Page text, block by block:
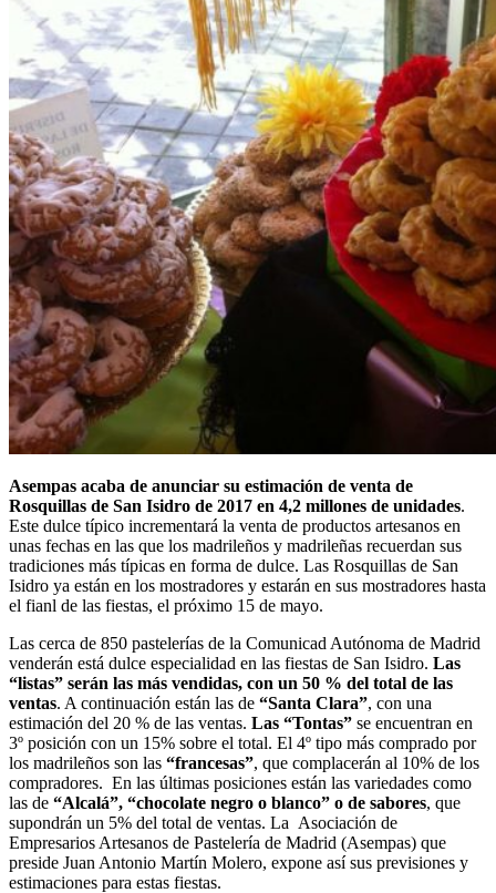
Asempas acaba de anunciar su estimación de venta de
Rosquillas de San Isidro de 2017 en 4,2 millones de unidades.
Este dulce típico incrementará la venta de productos artesanos en
unas fechas en las que los madrileños y madrileñas recuerdan sus
tradiciones más típicas en forma de dulce. Las Rosquillas de San
Isidro ya están en los mostradores y estarán en sus mostradores hasta
el fianl de las fiestas, el próximo 15 de mayo.
Las cerca de 850 pastelerías de la Comunicad Autónoma de Madrid
venderán está dulce especialidad en las fiestas de San Isidro. Las
“listas” serán las más vendidas, con un 50 % del total de las
ventas. A continuación están las de “Santa Clara”, con una
estimación del 20 % de las ventas. Las “Tontas” se encuentran en
3º posición con un 15% sobre el total. El 4º tipo más comprado por
los madrileños son las “francesas”, que complacerán al 10% de los
compradores. En las últimas posiciones están las variedades como
las de “Alcalá”, “chocolate negro o blanco” o de sabores, que
supondrán un 5% del total de ventas. La Asociación de
Empresarios Artesanos de Pastelería de Madrid (Asempas) que
preside Juan Antonio Martín Molero, expone así sus previsiones y
estimaciones para estas fiestas.